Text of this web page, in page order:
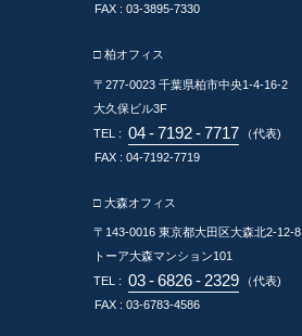
FAX : 03-3895-7330
□ 柏オフィス
〒277-0023 千葉県柏市中央1-4-16-2
大久保ビル3F
TEL : 04 - 7192 - 7717
（代表)
FAX : 04-7192-7719
□ 大森オフィス
〒143-0016 東京都大田区大森北2-12-8
トーア大森マンション101
TEL : 03 - 6826 - 2329
（代表)
FAX : 03-6783-4586